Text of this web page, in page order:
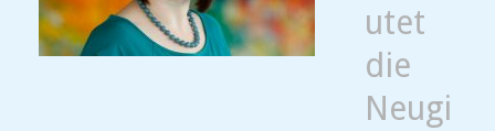
utet
die
Neugi